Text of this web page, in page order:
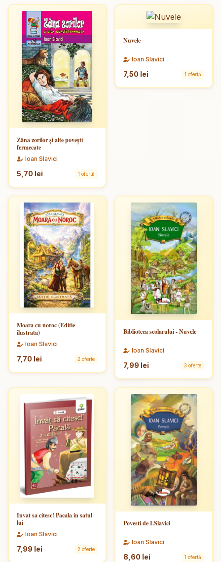
Zâna zorilor şi alte poveşti
fermecate
Ioan Slavici
5,70 lei 1 ofertă
Nuvele
Ioan Slavici
7,50 lei 1 ofertă
Moara cu noroc (Editie
ilustrata)
Ioan Slavici
7,70 lei 2 oferte
Biblioteca scolarului - Nuvele
Ioan Slavici
7,99 lei 3 oferte
Invat sa citesc! Pacala in satul
lui
Ioan Slavici
7,99 lei 2 oferte
Povesti de I.Slavici
Ioan Slavici
8,60 lei 1 ofertă